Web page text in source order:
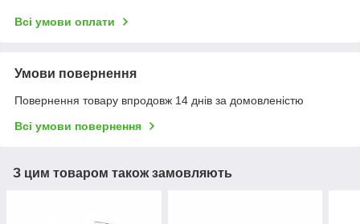
Всі умови оплати
Умови повернення
Повернення товару впродовж 14 днів за домовленістю
Всі умови повернення
З цим товаром також замовляють